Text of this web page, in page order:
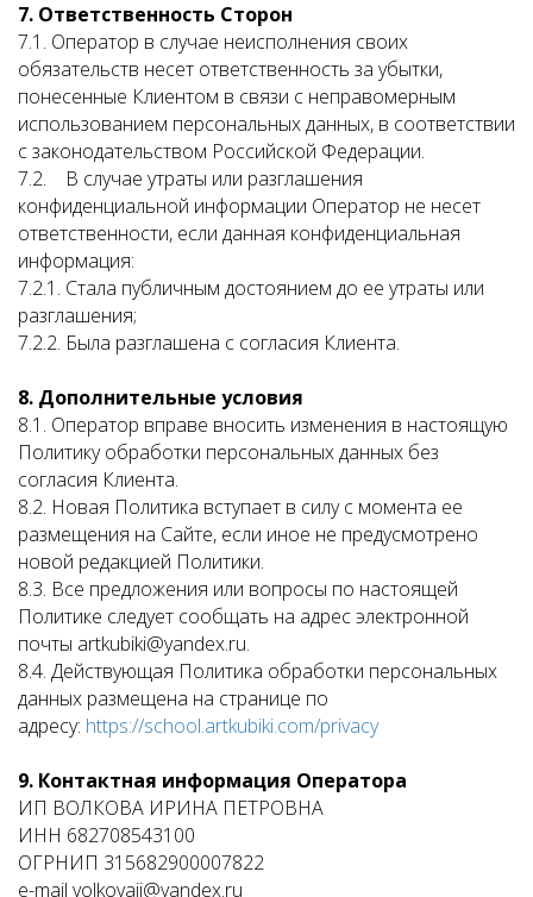
7. Ответственность Сторон
7.1. Оператор в случае неисполнения своих
обязательств несет ответственность за убытки,
понесенные Клиентом в связи с неправомерным
использованием персональных данных, в соответствии
с законодательством Российской Федерации.
7.2. В случае утраты или разглашения
конфиденциальной информации Оператор не несет
ответственности, если данная конфиденциальная
информация:
7.2.1. Стала публичным достоянием до ее утраты или
разглашения;
7.2.2. Была разглашена с согласия Клиента.
8. Дополнительные условия
8.1. Оператор вправе вносить изменения в настоящую
Политику обработки персональных данных без
согласия Клиента.
8.2. Новая Политика вступает в силу с момента ее
размещения на Сайте, если иное не предусмотрено
новой редакцией Политики.
8.3. Все предложения или вопросы по настоящей
Политике следует сообщать на адрес электронной
почты artkubiki@yandex.ru.
8.4. Действующая Политика обработки персональных
данных размещена на странице по
адресу: https://school.artkubiki.com/privacy
9. Контактная информация Оператора
ИП ВОЛКОВА ИРИНА ПЕТРОВНА
ИНН 682708543100
ОГРНИП 315682900007822
e-mail volkovaii@yandex.ru